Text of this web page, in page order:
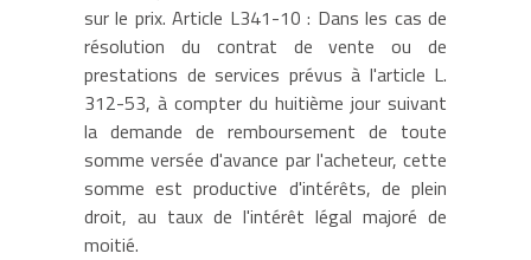
sur le prix. Article L341-10 : Dans les cas de
résolution du contrat de vente ou de
prestations de services prévus à l'article L.
312-53, à compter du huitième jour suivant
la demande de remboursement de toute
somme versée d'avance par l'acheteur, cette
somme est productive d'intérêts, de plein
droit, au taux de l'intérêt légal majoré de
moitié.